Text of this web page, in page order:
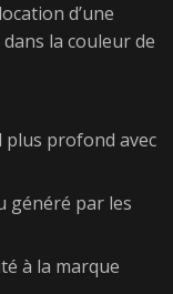
d’une
la couleur de
profond avec
généré par les
à la marque